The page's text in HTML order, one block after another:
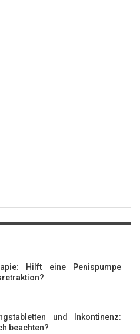
Hilft eine Penispumpe
und Inkontinenz:
beachten?